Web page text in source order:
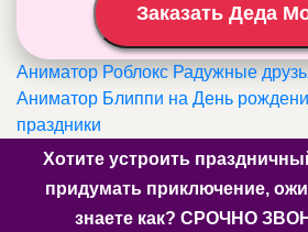
Заказать Деда
Аниматор Роблокс Радужные
Аниматор Блиппи на День
праздники
Хотите устроить
придумать приключение,
знаете как? СРОЧНО